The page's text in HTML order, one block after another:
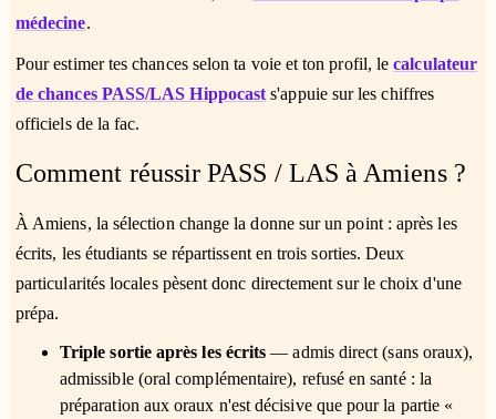
médecine.
Pour estimer tes chances selon ta voie et ton profil, lecalculateur
de chances PASS/LAS Hippocast s'appuie sur les chiffres
officiels de la fac.
Comment réussir PASS / LAS à Amiens ?
À Amiens, la sélection change la donne sur un point : après les
écrits, les étudiants se répartissent en trois sorties. Deux
particularités locales pèsent donc directement sur le choix d'une
prépa.
Triple sortie après les écrits — admis direct (sans oraux),
admissible (oral complémentaire), refusé en santé : la
préparation aux oraux n'est décisive que pour la partie «